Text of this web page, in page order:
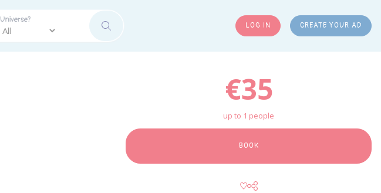
Universe?
SEARCH LOG IN CREATE YOUR AD
€35
up to 1 people
BOOK